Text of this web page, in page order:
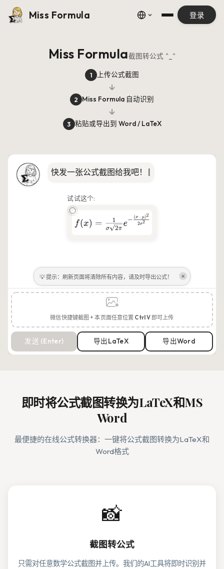
Miss Formula 登录
Miss Formula截图转公式 ^_^
1 上传公式截图
→
2 Miss Formula 自动识别
→
3 粘贴或导出到 Word / LaTeX
快发一张公式截图给我吧！ |
试试这个:
💡 提示：刷新页面将清除所有内容，请及时导出公式！ ×
微信快捷键截图 + 本页面任意位置 Ctrl V 即可上传
发送 (Enter) 导出LaTeX 导出Word
即时将公式截图转换为LaTeX和MS
Word
最便捷的在线公式转换器：一键将公式截图转换为LaTeX和
Word格式
📸
截图转公式
只需对任意数学公式截图并上传。我们的AI工具将即时识别并